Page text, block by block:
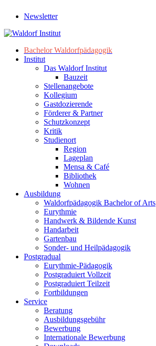
Newsletter
Bachelor Waldorfpädagogik
Institut
Das Waldorf Institut
Bauzeit
Stellenangebote
Kollegium
Gastdozierende
Förderer & Partner
Schutzkonzept
Kritik
Studienort
Region
Lageplan
Mensa & Café
Bibliothek
Wohnen
Ausbildung
Waldorfpädagogik Bachelor of Arts
Eurythmie
Handwerk & Bildende Kunst
Handarbeit
Gartenbau
Sonder- und Heilpädagogik
Postgradual
Eurythmie-Pädagogik
Postgraduiert Vollzeit
Postgraduiert Teilzeit
Fortbildungen
Service
Beratung
Ausbildungsgebühr
Bewerbung
Internationale Bewerbung